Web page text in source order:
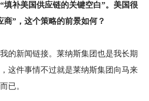
填补美国供应链的关键空白”。美国很
商”，这个策略的前景如何？
的新闻链接。莱纳斯集团也是我长期
这件事情不过就是莱纳斯集团向马来
已。